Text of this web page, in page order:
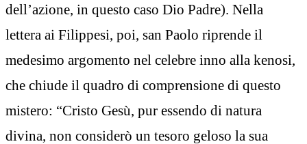
dell’azione, in questo caso Dio Padre). Nella
lettera ai Filippesi, poi, san Paolo riprende il
medesimo argomento nel celebre inno alla kenosi,
che chiude il quadro di comprensione di questo
mistero: “Cristo Gesù, pur essendo di natura
divina, non considerò un tesoro geloso la sua